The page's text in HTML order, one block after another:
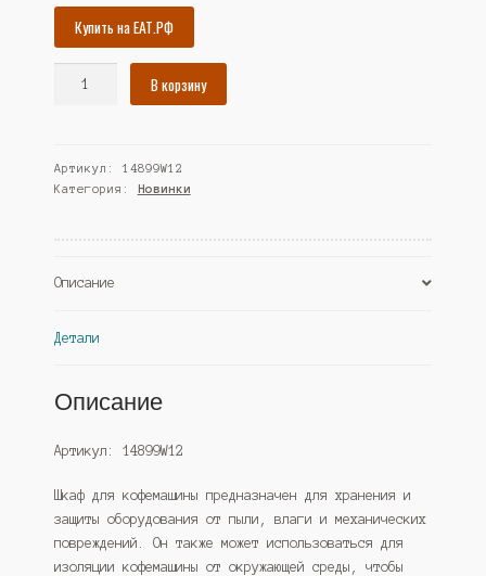
Купить на ЕАТ.РФ
кофемашину
№2,
Золотистый
В корзину
Артикул:14899W12
Категория: Новинки
Описание
Детали
Описание
Артикул: 14899W12
Шкаф для кофемашины предназначен для хранения и
защиты оборудования от пыли, влаги и механических
повреждений. Он также может использоваться для
изоляции кофемашины от окружающей среды, чтобы